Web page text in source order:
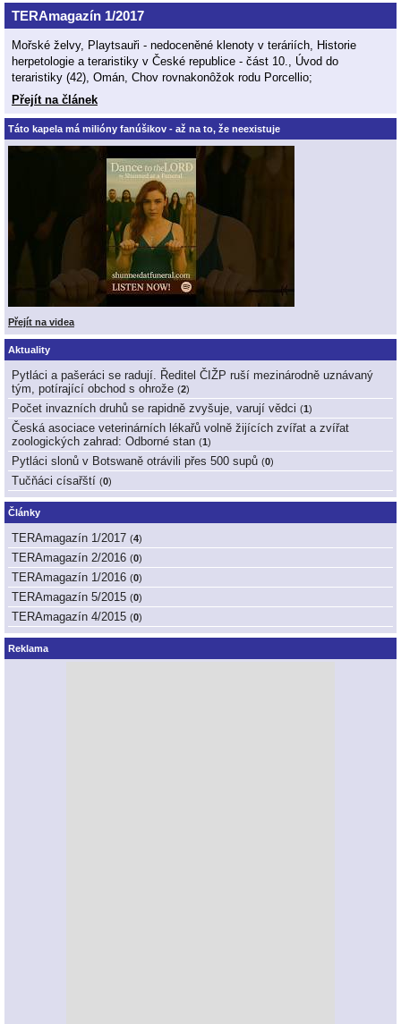
TERAmagazín 1/2017
Mořské želvy, Playtsauři - nedoceněné klenoty v teráriích, Historie
herpetologie a teraristiky v České republice - část 10., Úvod do
teraristiky (42), Omán, Chov rovnakonôžok rodu Porcellio;
Přejít na článek
Táto kapela má milióny fanúšikov - až na to, že neexistuje
Přejít na videa
Aktuality
Pytláci a pašeráci se radují. Ředitel ČIŽP ruší mezinárodně uznávaný
tým, potírající obchod s ohrože (2)
Počet invazních druhů se rapidně zvyšuje, varují vědci (1 )
Česká asociace veterinárních lékařů volně žijících zvířat a zvířat
zoologických zahrad: Odborné stan (1 )
Pytláci slonů v Botswaně otrávili přes 500 supů (0)
Tučňáci císařští (0)
Články
TERAmagazín 1/2017 (4)
TERAmagazín 2/2016 (0)
TERAmagazín 1/2016 (0)
TERAmagazín 5/2015 (0)
TERAmagazín 4/2015 (0)
Reklama